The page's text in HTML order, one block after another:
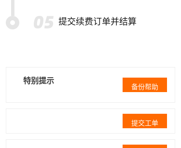
提交续费订单并结算
特别提示
备份帮助
提交工单